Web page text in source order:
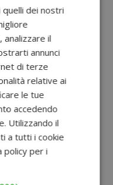
quelli dei nostri
analizzare il
annunci
di terze
relative ai
le tue
accedendo
Utilizzando il
a tutti i cookie
policy per i